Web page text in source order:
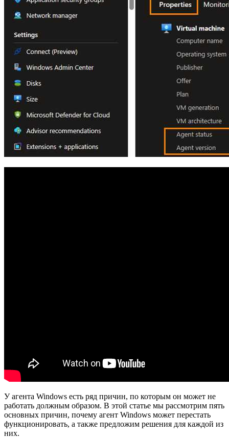
У агента Windows есть ряд причин, по которым он может не
работать должным образом. В этой статье мы рассмотрим пять
основных причин, почему агент Windows может перестать
функционировать, а также предложим решения для каждой из
них.